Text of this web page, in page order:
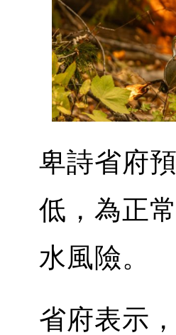
卑詩省府
低，為正
水風險。
省府表示